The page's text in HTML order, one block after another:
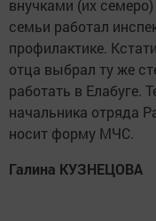
внучками (их
семьи работал
профилактике.
отца выбрал ту же
работать в Елабуге.
начальника отряда
носит форму МЧС.
Галина КУЗНЕЦОВА